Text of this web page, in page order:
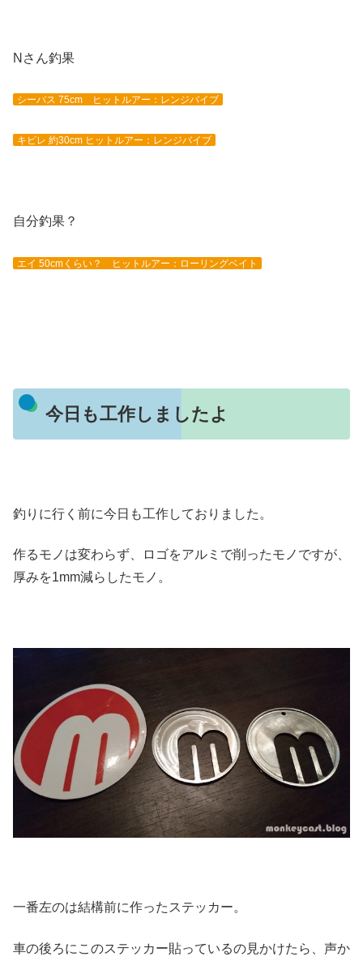
Nさん釣果
シーバス 75cm ヒットルアー：レンジバイブ
キビレ 約30cm ヒットルアー：レンジバイブ
自分釣果？
エイ 50cmくらい？ ヒットルアー：ローリングベイト
今日も工作しましたよ
釣りに行く前に今日も工作しておりました。
作るモノは変わらず、ロゴをアルミで削ったモノですが、
厚みを1mm減らしたモノ。
一番左のは結構前に作ったステッカー。
車の後ろにこのステッカー貼っているの見かけたら、声か